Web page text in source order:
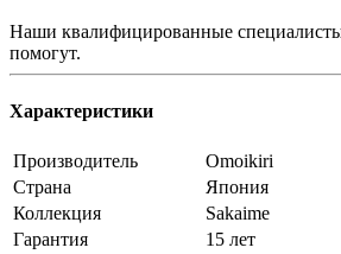
Наши квалифицированные специалисты
помогут.
Характеристики
Производитель
Omoikiri
Страна
Япония
Коллекция
Sakaime
Гарантия
15 лет